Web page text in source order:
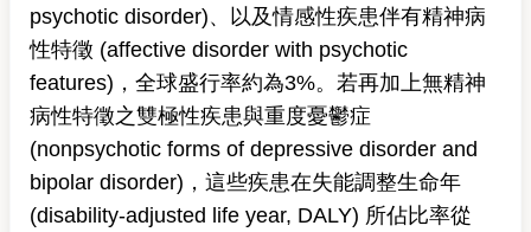
psychotic disorder)、以及情感性疾患伴有精神病
性特徵 (affective disorder with psychotic
features)，全球盛行率約為3%。若再加上無精神
病性特徵之雙極性疾患與重度憂鬱症
(nonpsychotic forms of depressive disorder and
bipolar disorder)，這些疾患在失能調整生命年
(disability-adjusted life year, DALY) 所佔比率從